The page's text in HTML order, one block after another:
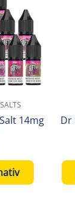
14mg
Dr